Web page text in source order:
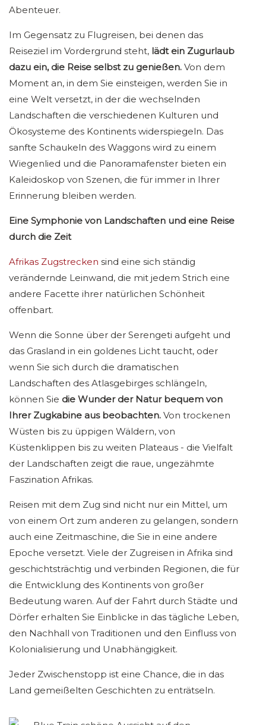
Abenteuer.
Im Gegensatz zu Flugreisen, bei denen das
Reiseziel im Vordergrund steht, lädt ein Zugurlaub
dazu ein, die Reise selbst zu genießen. Von dem
Moment an, in dem Sie einsteigen, werden Sie in
eine Welt versetzt, in der die wechselnden
Landschaften die verschiedenen Kulturen und
Ökosysteme des Kontinents widerspiegeln. Das
sanfte Schaukeln des Waggons wird zu einem
Wiegenlied und die Panoramafenster bieten ein
Kaleidoskop von Szenen, die für immer in Ihrer
Erinnerung bleiben werden.
Eine Symphonie von Landschaften und eine Reise
durch die Zeit
Afrikas Zugstrecken sind eine sich ständig
verändernde Leinwand, die mit jedem Strich eine
andere Facette ihrer natürlichen Schönheit
offenbart.
Wenn die Sonne über der Serengeti aufgeht und
das Grasland in ein goldenes Licht taucht, oder
wenn Sie sich durch die dramatischen
Landschaften des Atlasgebirges schlängeln,
können Sie die Wunder der Natur bequem von
Ihrer Zugkabine aus beobachten. Von trockenen
Wüsten bis zu üppigen Wäldern, von
Küstenklippen bis zu weiten Plateaus - die Vielfalt
der Landschaften zeigt die raue, ungezähmte
Faszination Afrikas.
Reisen mit dem Zug sind nicht nur ein Mittel, um
von einem Ort zum anderen zu gelangen, sondern
auch eine Zeitmaschine, die Sie in eine andere
Epoche versetzt. Viele der Zugreisen in Afrika sind
geschichtsträchtig und verbinden Regionen, die für
die Entwicklung des Kontinents von großer
Bedeutung waren. Auf der Fahrt durch Städte und
Dörfer erhalten Sie Einblicke in das tägliche Leben,
den Nachhall von Traditionen und den Einfluss von
Kolonialisierung und Unabhängigkeit.
Jeder Zwischenstopp ist eine Chance, die in das
Land gemeißelten Geschichten zu enträtseln.